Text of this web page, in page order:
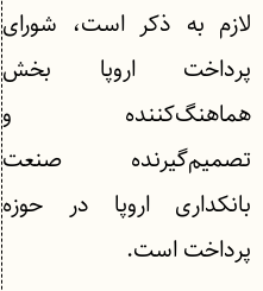
لازم به ذکر است، شورای
پرداخت اروپا بخش
هماهنگ‌کننده و
تصمیم‌گیرنده صنعت
بانکداری اروپا در حوزه
پرداخت است.